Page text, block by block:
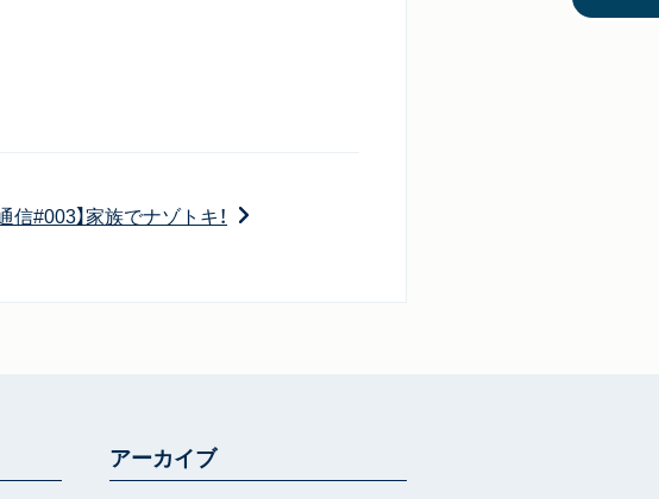
信#003】家族でナゾトキ！
アーカイブ